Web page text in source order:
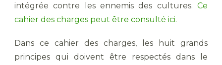
intégrée contre les ennemis des cultures. Ce
cahier des charges peut être consulté ici.
Dans ce cahier des charges, les huit grands
principes qui doivent être respectés dans le